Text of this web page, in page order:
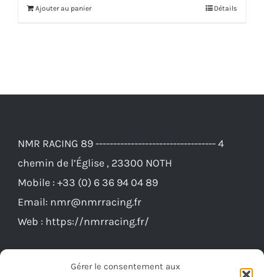
Gérer le consentement aux
était :
Ajouter au panier Détails
NMR RACING 89 ---------------------------------- 4
chemin de l’Église , 23300 NOTH
Mobile : +33 (0) 6 36 94 04 89
Email: nmr@nmrracing.fr
Web : https://nmrracing.fr/